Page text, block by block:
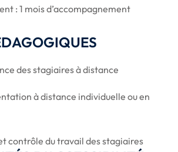
: 1 mois d’accompagnement
des stagiaires à distance
à distance individuelle ou en
contrôle du travail des stagiaires